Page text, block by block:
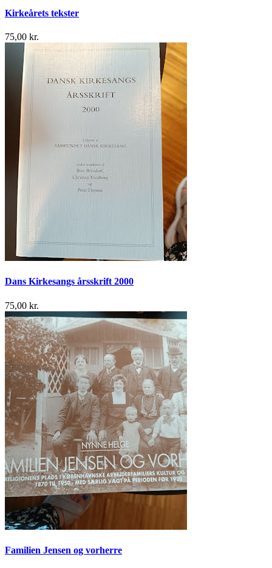
Kirkeårets tekster
75,00 kr.
Dans Kirkesangs årsskrift 2000
75,00 kr.
Familien Jensen og vorherre